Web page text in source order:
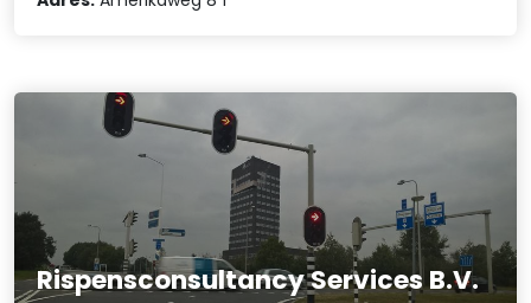
Rispensconsultancy Services B.V.